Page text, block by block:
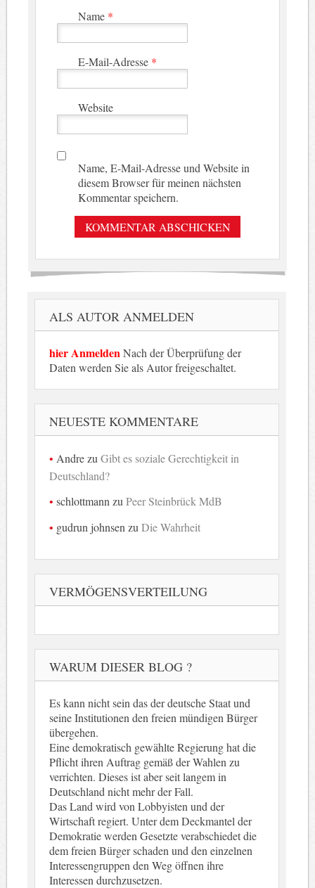
Name *
E-Mail-Adresse *
Website
Name, E-Mail-Adresse und Website in
diesem Browser für meinen nächsten
Kommentar speichern.
ALS AUTOR ANMELDEN
hier AnmeldenNach der Überprüfung der
Daten werden Sie als Autor freigeschaltet.
NEUESTE KOMMENTARE
AndrezuGibt es soziale Gerechtigkeit in
Deutschland?
schlottmann zuPeer Steinbrück MdB
gudrun johnsen zuDie Wahrheit
VERMÖGENSVERTEILUNG
WARUM DIESER BLOG ?
Es kann nicht sein das der deutsche Staat und
seine Institutionen den freien mündigen Bürger
übergehen.
Eine demokratisch gewählte Regierung hat die
Pflicht ihren Auftrag gemäß der Wahlen zu
verrichten. Dieses ist aber seit langem in
Deutschland nicht mehr der Fall.
Das Land wird von Lobbyisten und der
Wirtschaft regiert. Unter dem Deckmantel der
Demokratie werden Gesetzte verabschiedet die
dem freien Bürger schaden und den einzelnen
Interessengruppen den Weg öffnen ihre
Interessen durchzusetzen.